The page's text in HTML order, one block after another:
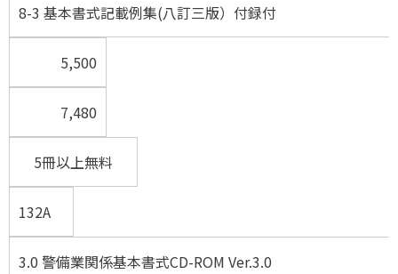
8-3 基本書式記載例集(八訂三版）付録付
5,500
7,480
5冊以上無料
132A
3.0 警備業関係基本書式CD-ROM Ver.3.0